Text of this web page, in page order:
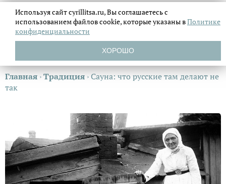
Главная ›Традиция ›Сауна: что русские там делают не
так
Используя сайт cyrillitsa.ru, Вы соглашаетесь с
использованием файловcookie, которые указаны вПолитике
конфиденциальности
ХОРОШО